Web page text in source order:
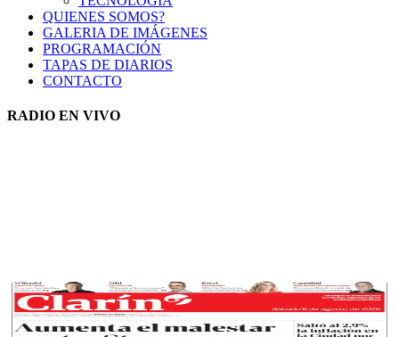
QUIENES SOMOS?
GALERIA DE IMÁGENES
PROGRAMACIÓN
TAPAS DE DIARIOS
CONTACTO
RADIO EN VIVO